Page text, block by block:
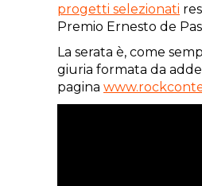
progetti selezionati
Premio Ernesto de
La serata è, come
giuria formata da
pagina